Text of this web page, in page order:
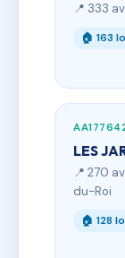
📍 333
🏠 163
LES
📍 270
du-Roi
🏠 128